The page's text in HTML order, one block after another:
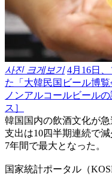
사진 크게보기 4月16日
た「大韓民国ビール博
ノンアルコールビール
ス］
韓国国内の飲酒文化が
支出は10四半期連続で
7年間で最大となった。
国家統計ポータル（